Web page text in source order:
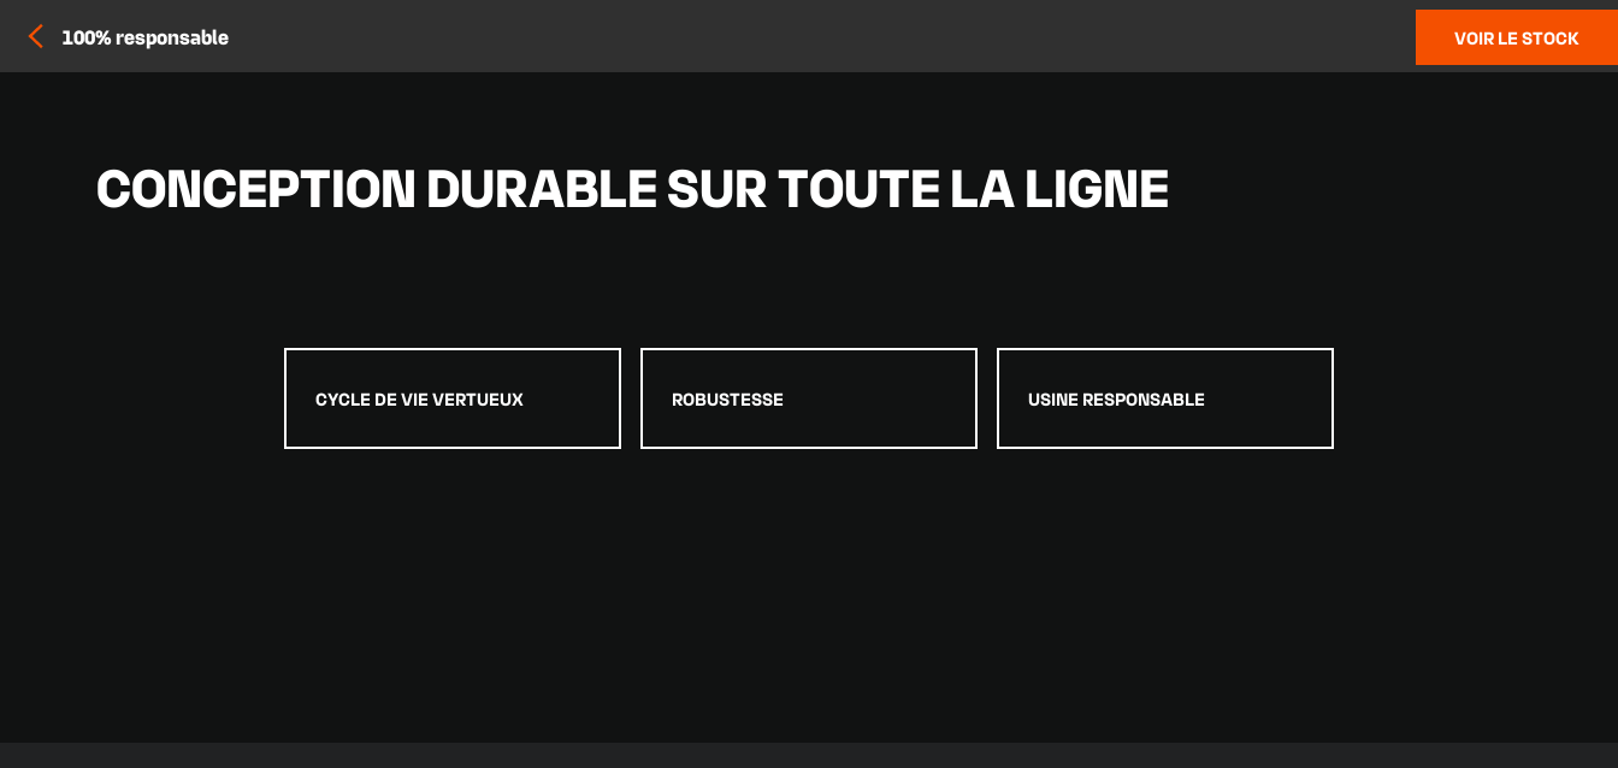
100% responsable VOIR LE STOCK
CONCEPTION DURABLE SUR TOUTE LA LIGNE
CYCLE DE VIE VERTUEUX ROBUSTESSE USINE RESPONSABLE